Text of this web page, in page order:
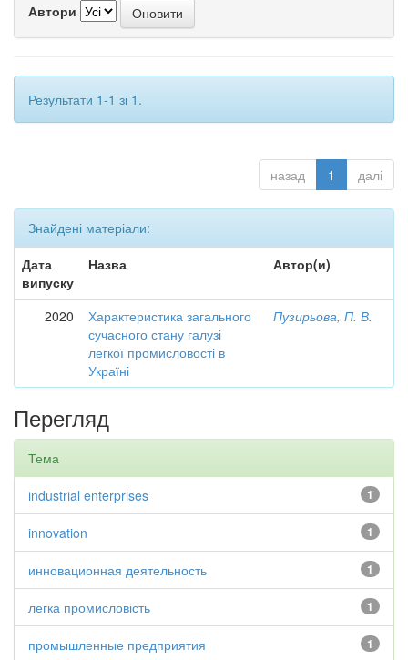
Автори
Результати 1-1 зі 1.
назад 1 далі
Знайдені матеріали:
Дата
випуску
Назва Автор(и)
2020
Характеристика загального
сучасного стану галузі
легкої промисловості в
Україні
Пузирьова, П. В.
Перегляд
Тема
1
industrial enterprises
1
innovation
1
инновационная деятельность
1
легка промисловість
1
промышленные предприятия